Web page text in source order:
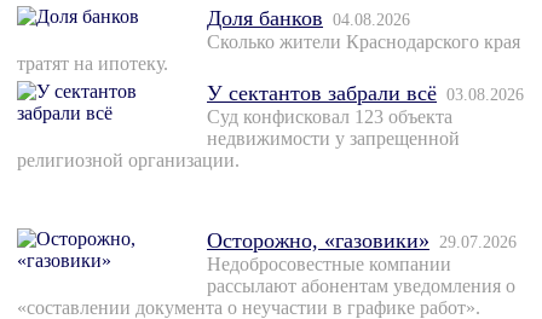
Доля банков 04.08.2026
Сколько жители Краснодарского края
тратят на ипотеку.
У сектантов забрали всё 03.08.2026
Суд конфисковал 123 объекта
недвижимости у запрещенной
религиозной организации.
Осторожно, «газовики» 29.07.2026
Недобросовестные компании
рассылают абонентам уведомления о
«составлении документа о неучастии в графике работ».